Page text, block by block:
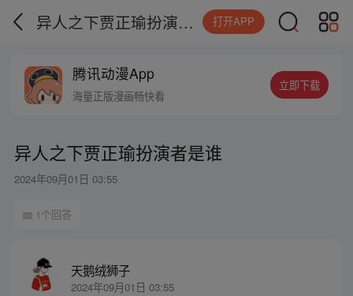
异人之下贾正瑜扮演者是谁 打开APP
腾讯动漫App
海量正版漫画畅快看
立即下载
异人之下贾正瑜扮演者是谁
2024年09月01日 03:55
1个回答
天鹅绒狮子
2024年09月01日 03:55